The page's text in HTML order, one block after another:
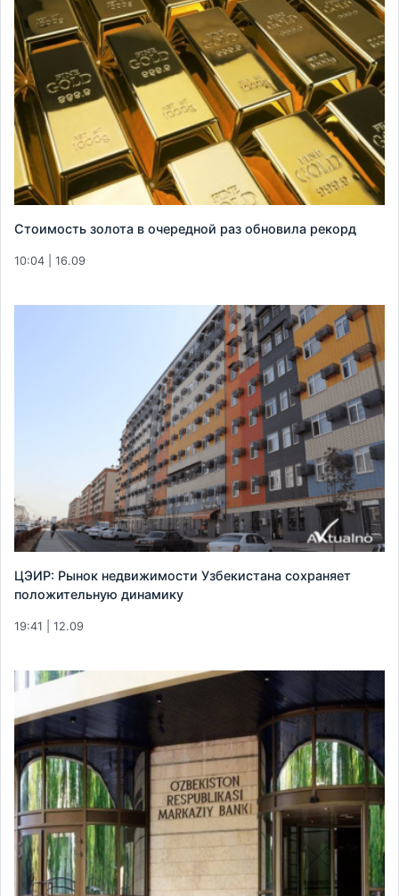
Стоимость золота в очередной раз обновила рекорд
10:04 | 16.09
ЦЭИР: Рынок недвижимости Узбекистана сохраняет
положительную динамику
19:41 | 12.09